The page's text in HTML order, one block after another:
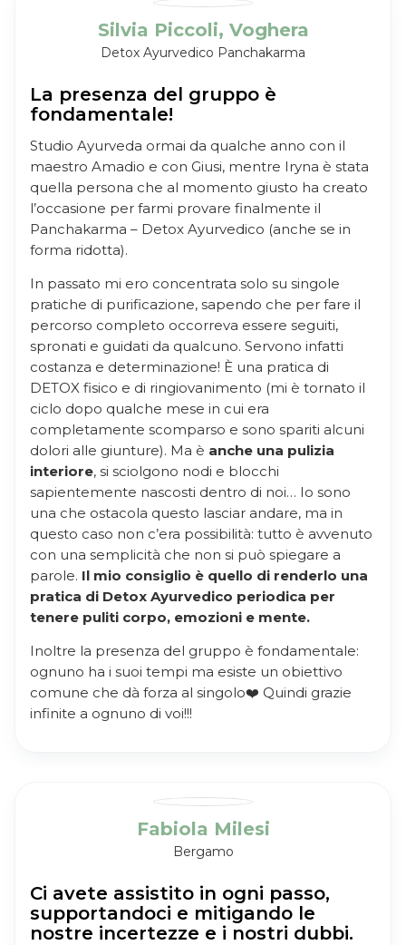
Silvia Piccoli, Voghera
Detox Ayurvedico Panchakarma
La presenza del gruppo è
fondamentale!
Studio Ayurveda ormai da qualche anno con il
maestro Amadio e con Giusi, mentre Iryna è stata
quella persona che al momento giusto ha creato
l’occasione per farmi provare finalmente il
Panchakarma – Detox Ayurvedico (anche se in
forma ridotta).
In passato mi ero concentrata solo su singole
pratiche di purificazione, sapendo che per fare il
percorso completo occorreva essere seguiti,
spronati e guidati da qualcuno. Servono infatti
costanza e determinazione! È una pratica di
DETOX fisico e di ringiovanimento (mi è tornato il
ciclo dopo qualche mese in cui era
completamente scomparso e sono spariti alcuni
dolori alle giunture). Ma è anche una pulizia
interiore, si sciolgono nodi e blocchi
sapientemente nascosti dentro di noi… Io sono
una che ostacola questo lasciar andare, ma in
questo caso non c’era possibilità: tutto è avvenuto
con una semplicità che non si può spiegare a
parole. Il mio consiglio è quello di renderlo una
pratica di Detox Ayurvedico periodica per
tenere puliti corpo, emozioni e mente.
Inoltre la presenza del gruppo è fondamentale:
ognuno ha i suoi tempi ma esiste un obiettivo
comune che dà forza al singolo❤️ Quindi grazie
infinite a ognuno di voi!!!
Fabiola Milesi
Bergamo
Ci avete assistito in ogni passo,
supportandoci e mitigando le
nostre incertezze e i nostri dubbi.